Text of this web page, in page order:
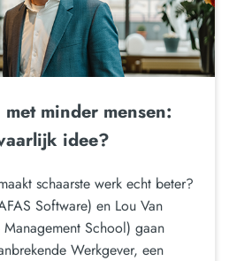
minder mensen:
idee?
schaarste werk echt beter?
Software) en Lou Van
School) gaan
Werkgever, een